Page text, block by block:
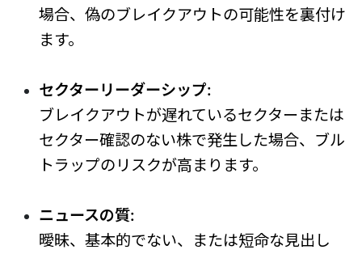
場合、偽のブレイクアウトの可能性を裏付け
ます。
セクターリーダーシップ:
ブレイクアウトが遅れているセクターまたは
セクター確認のない株で発生した場合、ブル
トラップのリスクが高まります。
ニュースの質:
曖昧、基本的でない、または短命な見出し